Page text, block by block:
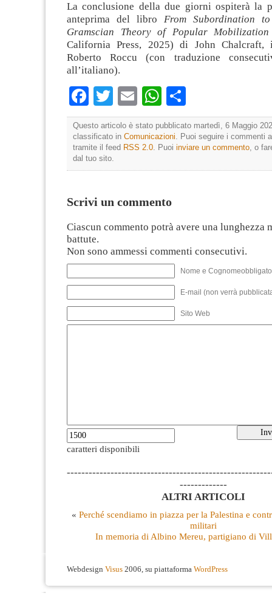
La conclusione della due giorni ospiterà la
anteprima del libro From Subordination
Gramscian Theory of Popular Mobilization
California Press, 2025) di John
Roberto Roccu (con traduzione
all’italiano).
Facebook
TwitterEmailWhatsApp
Questo articolo è stato pubblicato martedì, 6 Maggio
classificato in Comunicazioni. Puoi seguire i commenti
tramite il feed RSS 2.0. Puoi inviare un commento, o
dal tuo sito.
Scrivi un commento
Ciascun commento potrà avere una lunghezza
battute.
Non sono ammessi commenti consecutivi.
Nome e
E-mail (non verrà
Sito Web
caratteri disponibili
-------------
ALTRI ARTICOLI
« Perché scendiamo in piazza per la Palestina e
militari
In memoria di Albino Mereu, partigiano di
Webdesign Visus 2006, su piattaforma WordPress